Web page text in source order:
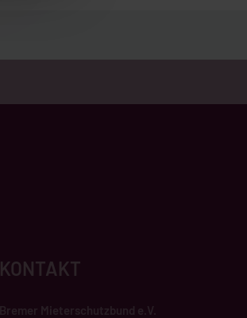
KONTAKT
Bremer Mieterschutzbund e.V.